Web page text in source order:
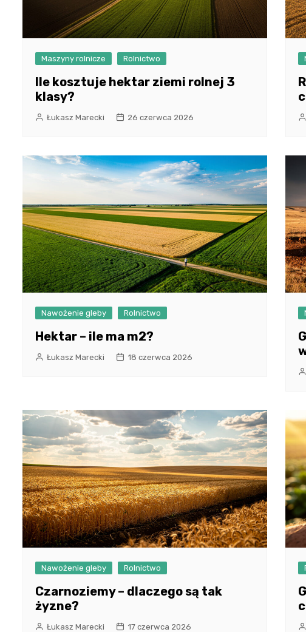
Maszyny rolnicze Rolnictwo
Ile kosztuje hektar ziemi rolnej 3
klasy?
Łukasz Marecki 26 czerwca 2026
Nawożenie gleby Rolnictwo
Hektar – ile ma m2?
Łukasz Marecki 18 czerwca 2026
Nawożenie gleby Rolnictwo
Czarnoziemy – dlaczego są tak
żyzne?
Łukasz Marecki 17 czerwca 2026